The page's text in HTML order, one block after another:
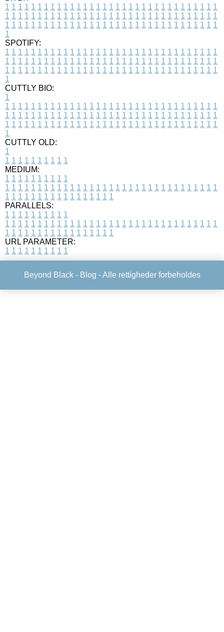
1 1 1 1 1 1 1 1 1 1 1 1 1 1 1 1 1 1 1 1 1 1 1 1 1 1 1 1 1 1 1 1 1
1 1 1 1 1 1 1 1 1 1 1 1 1 1 1 1 1 1 1 1 1 1 1 1 1 1 1 1 1 1 1 1 1
1 1 1 1 1 1 1 1 1 1 1 1 1 1 1 1 1 1 1 1 1 1 1 1 1 1 1 1 1 1 1 1 1
1
SPOTIFY:
1 1 1 1 1 1 1 1 1 1 1 1 1 1 1 1 1 1 1 1 1 1 1 1 1 1 1 1 1 1 1 1 1
1 1 1 1 1 1 1 1 1 1 1 1 1 1 1 1 1 1 1 1 1 1 1 1 1 1 1 1 1 1 1 1 1
1 1 1 1 1 1 1 1 1 1 1 1 1 1 1 1 1 1 1 1 1 1 1 1 1 1 1 1 1 1 1 1 1
1
CUTTLY BIO:
1
1 1 1 1 1 1 1 1 1 1 1 1 1 1 1 1 1 1 1 1 1 1 1 1 1 1 1 1 1 1 1 1 1
1 1 1 1 1 1 1 1 1 1 1 1 1 1 1 1 1 1 1 1 1 1 1 1 1 1 1 1 1 1 1 1 1
1 1 1 1 1 1 1 1 1 1 1 1 1 1 1 1 1 1 1 1 1 1 1 1 1 1 1 1 1 1 1 1 1
1
CUTTLY OLD:
1
1 1 1 1 1 1 1 1 1 1
MEDIUM:
1 1 1 1 1 1 1 1 1 1
1 1 1 1 1 1 1 1 1 1 1 1 1 1 1 1 1 1 1 1 1 1 1 1 1 1 1 1 1 1 1 1 1
1 1 1 1 1 1 1 1 1 1 1 1 1 1 1 1 1
PARALLELS:
1 1 1 1 1 1 1 1 1 1
1 1 1 1 1 1 1 1 1 1 1 1 1 1 1 1 1 1 1 1 1 1 1 1 1 1 1 1 1 1 1 1 1
1 1 1 1 1 1 1 1 1 1 1 1 1 1 1 1 1
URL PARAMETER:
1 1 1 1 1 1 1 1 1 1
Beyond Black - Blog - Alle rettigheder forbeholdes